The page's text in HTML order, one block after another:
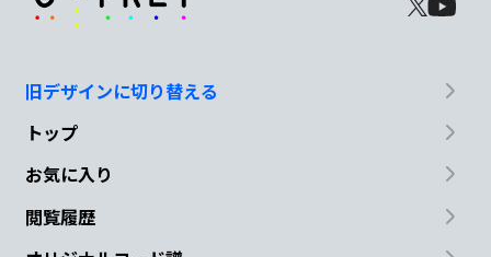
旧デザインに切り替える
トップ
お気に入り
閲覧履歴